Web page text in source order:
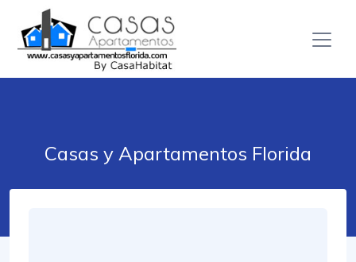
Casas y Apartamentos Florida